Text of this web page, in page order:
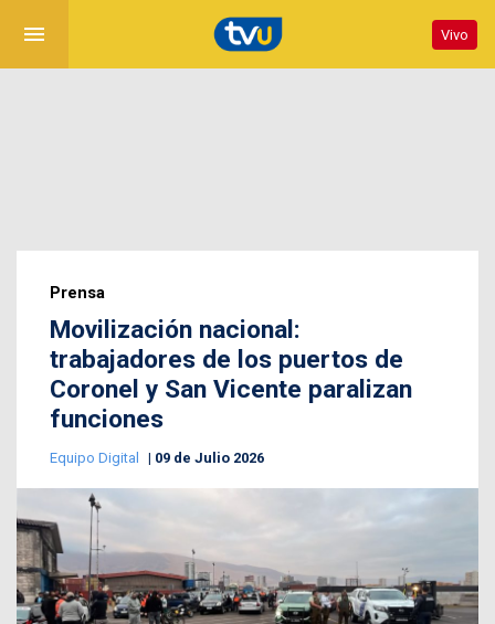
menu Vivo
Prensa
Movilización nacional:
trabajadores de los puertos de
Coronel y San Vicente paralizan
funciones
Equipo Digital 09 de Julio 2026